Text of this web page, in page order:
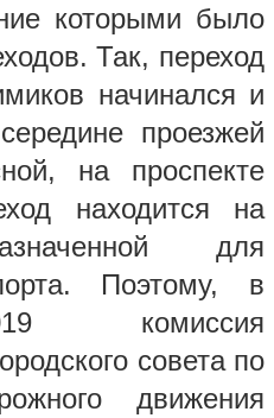
которыми было
Так, переход
начинался и
проезжей
на проспекте
находится на
для
Поэтому, в
комиссия
совета по
движения